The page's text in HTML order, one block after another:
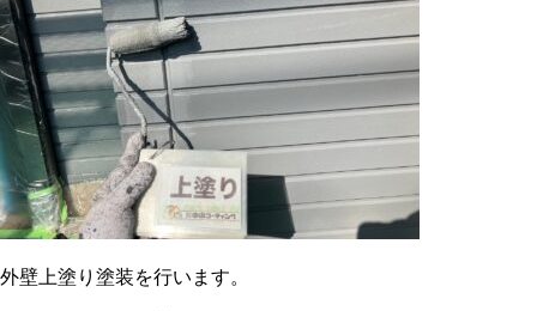
外壁上塗り塗装を行います。